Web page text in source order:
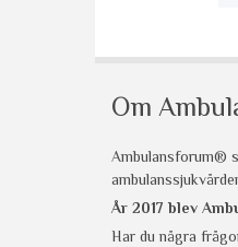
Om
Ambulansforum®
År 2017 blev
Har du några